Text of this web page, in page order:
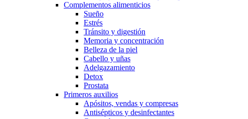
Complementos alimenticios
Sueño
Estrés
Tránsito y digestión
Memoria y concentración
Belleza de la piel
Cabello y uñas
Adelgazamiento
Detox
Prostata
Primeros auxilios
Apósitos, vendas y compresas
Antisépticos y desinfectantes